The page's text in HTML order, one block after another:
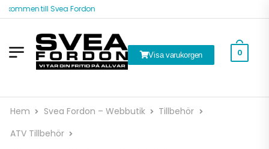
till Svea Fordon
Visa varukorgen 0
Hem Svea Fordon – Webbutik
Tillbehör
ATV Tillbehör